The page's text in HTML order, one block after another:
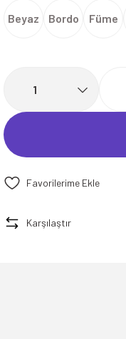
Beyaz Bordo Füme
Karşılaştır